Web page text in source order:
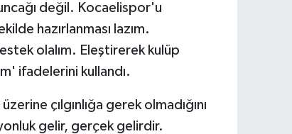
değil. Kocaelispor'u
hazırlanması lazım.
olalım. Eleştirerek kulüp
ifadelerini kullandı.
çılgınlığa gerek olmadığını
gelir, gerçek gelirdir.